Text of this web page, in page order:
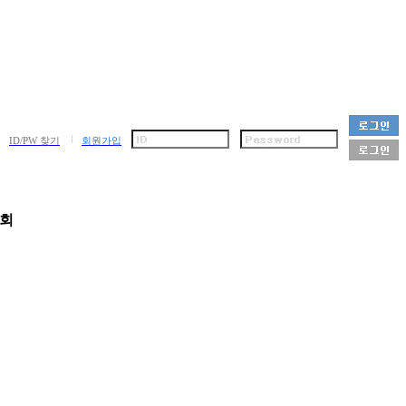
ID/PW 찾기 회원가입